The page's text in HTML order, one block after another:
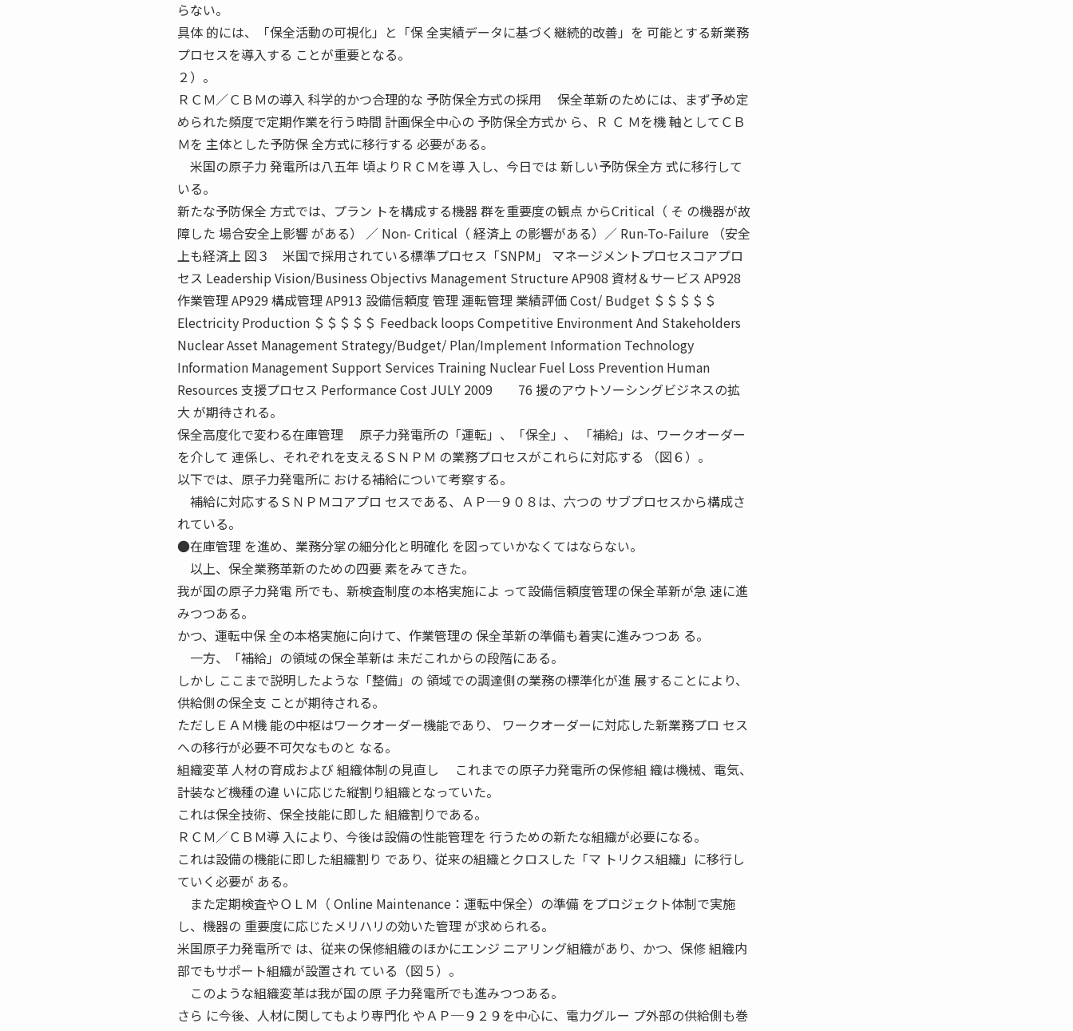
らない。
具体 的には、「保全活動の可視化」と「保 全実績データに基づく継続的改善」を 可能とする新業務
プロセスを導入する ことが重要となる。
２）。
ＲＣＭ／ＣＢＭの導入 科学的かつ合理的な 予防保全方式の採用 保全革新のためには、まず予め定
められた頻度で定期作業を行う時間 計画保全中心の 予防保全方式か ら、Ｒ Ｃ Ｍを機 軸としてＣＢ
Ｍを 主体とした予防保 全方式に移行する 必要がある。
米国の原子力 発電所は八五年 頃よりＲＣＭを導 入し、今日では 新しい予防保全方 式に移行して
いる。
新たな予防保全 方式では、プラン トを構成する機器 群を重要度の観点 からCritical（ そ の機器が故
障した 場合安全上影響 がある） ／ Non- Critical（ 経済上 の影響がある）／ Run-To-Failure （安全
上も経済上 図３ 米国で採用されている標準プロセス「SNPM」 マネージメントプロセスコアプロ
セス Leadership Vision/Business Objectivs Management Structure AP908 資材＆サービス AP928
作業管理 AP929 構成管理 AP913 設備信頼度 管理 運転管理 業績評価 Cost/ Budget ＄＄＄＄＄
Electricity Production ＄＄＄＄＄ Feedback loops Competitive Environment And Stakeholders
Nuclear Asset Management Strategy/Budget/ Plan/Implement Information Technology
Information Management Support Services Training Nuclear Fuel Loss Prevention Human
Resources 支援プロセス Performance Cost JULY 2009 76 援のアウトソーシングビジネスの拡
大 が期待される。
保全高度化で変わる在庫管理 原子力発電所の「運転」、「保全」、 「補給」は、ワークオーダー
を介して 連係し、それぞれを支えるＳＮＰＭ の業務プロセスがこれらに対応する （図６）。
以下では、原子力発電所に おける補給について考察する。
補給に対応するＳＮＰＭコアプロ セスである、ＡＰ─９０８は、六つの サブプロセスから構成さ
れている。
●在庫管理 を進め、業務分掌の細分化と明確化 を図っていかなくてはならない。
以上、保全業務革新のための四要 素をみてきた。
我が国の原子力発電 所でも、新検査制度の本格実施によ って設備信頼度管理の保全革新が急 速に進
みつつある。
かつ、運転中保 全の本格実施に向けて、作業管理の 保全革新の準備も着実に進みつつあ る。
一方、「補給」の領域の保全革新は 未だこれからの段階にある。
しかし ここまで説明したような「整備」の 領域での調達側の業務の標準化が進 展することにより、
供給側の保全支 ことが期待される。
ただしＥＡＭ機 能の中枢はワークオーダー機能であり、 ワークオーダーに対応した新業務プロ セス
への移行が必要不可欠なものと なる。
組織変革 人材の育成および 組織体制の見直し これまでの原子力発電所の保修組 織は機械、電気、
計装など機種の違 いに応じた縦割り組織となっていた。
これは保全技術、保全技能に即した 組織割りである。
ＲＣＭ／ＣＢＭ導 入により、今後は設備の性能管理を 行うための新たな組織が必要になる。
これは設備の機能に即した組織割り であり、従来の組織とクロスした「マ トリクス組織」に移行し
ていく必要が ある。
また定期検査やＯＬＭ（ Online Maintenance：運転中保全）の準備 をプロジェクト体制で実施
し、機器の 重要度に応じたメリハリの効いた管理 が求められる。
米国原子力発電所で は、従来の保修組織のほかにエンジ ニアリング組織があり、かつ、保修 組織内
部でもサポート組織が設置され ている（図５）。
このような組織変革は我が国の原 子力発電所でも進みつつある。
さら に今後、人材に関してもより専門化 やＡＰ─９２９を中心に、電力グルー プ外部の供給側も巻